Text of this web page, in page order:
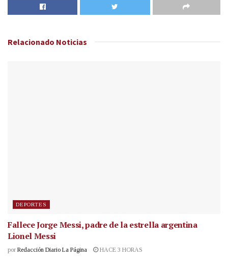
Relacionado Noticias
DEPORTES
Fallece Jorge Messi, padre de la estrella argentina
Lionel Messi
por Redacción Diario La Página HACE 3 HORAS